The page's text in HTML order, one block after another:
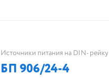
Источники питания на DIN- рейку
БП 906/24-4